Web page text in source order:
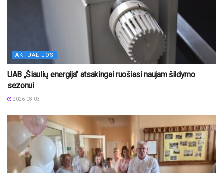
AKTUALIJOS
UAB „Šiaulių energija“ atsakingai ruošiasi naujam šildymo
sezonui
2026-08-03